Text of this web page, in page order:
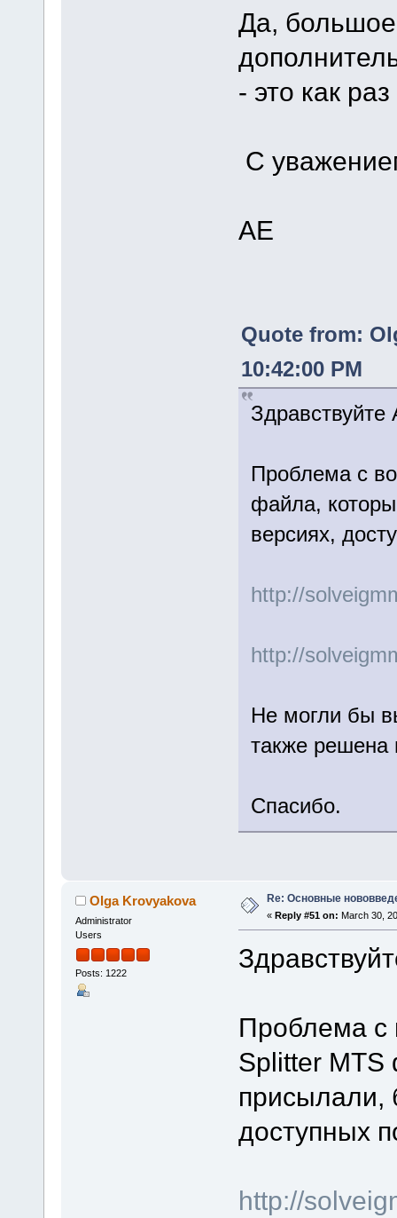
Да,
- это как
С
АЕ
Quote from:
10:42:00 PM
Здравствуйте
Проблема с
файла,
версиях,
http://
http://
Не могли бы
также решена
Спасибо.
Olga Krovyakova
Administrator
Users
Posts: 1222
Re: Основные
« Reply #51 on: March 30,
Проблема с
Splitter
присылали,
доступных
http://